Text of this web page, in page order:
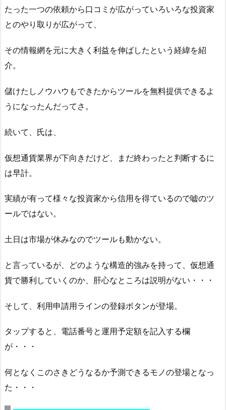
たった一つの依頼から口コミが広がっていろいろな投資家
とのやり取りが広がって、
その情報網を元に大きく利益を伸ばしたという経緯を紹
介。
儲けたしノウハウもできたからツールを無料提供できるよ
うになったんだってさ。
続いて、氏は、
仮想通貨業界が下向きだけど、まだ終わったと判断するに
は早計。
実績が有って様々な投資家から信用を得ているので嘘のツ
ールではない。
土日は市場が休みなのでツールも動かない。
と言っているが、どのような構造的強みを持って、仮想通
貨で勝利していくのか、肝心なところは説明がない・・・
そして、利用申請用ラインの登録ボタンが登場。
タップすると、電話番号と運用予定額を記入する欄
が・・・
何となくこのさきどうなるか予測できるモノの登場となっ
た・・・